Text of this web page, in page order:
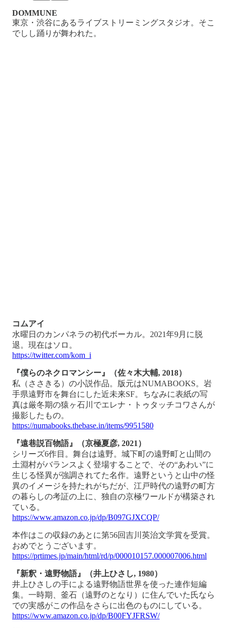
DOMMUNE
東京・渋谷にあるライブストリーミングスタジオ。そこ
でしし踊りが舞われた。
コムアイ
水曜日のカンパネラの初代ボーカル。2021年9月に脱
退。現在はソロ。
https://twitter.com/kom_i
『僕らのネクロマンシー』（佐々木大輔, 2018）
私（ささきる）の小説作品。版元はNUMABOOKS。岩
手県遠野市を舞台にした近未来SF。ちなみに表紙の写
真は厳冬期の猿ヶ石川でエレナ・トゥタッチコワさんが
撮影したもの。
https://numabooks.thebase.in/items/9951580
『遠巷説百物語』（京極夏彦, 2021）
シリーズ6作目。舞台は遠野。城下町の遠野町と山間の
土淵村がバランスよく登場することで、その“あわい”に
生じる怪異が強調されてた名作。遠野というと山中の怪
異のイメージを持たれがちだが、江戸時代の遠野の町方
の暮らしの考証の上に、独自の京極ワールドが構築され
ている。
https://www.amazon.co.jp/dp/B097GJXCQP/
本作はこの収録のあとに第56回吉川英治文学賞を受賞。
おめでとうございます。
https://prtimes.jp/main/html/rd/p/000010157.000007006.html
『新釈・遠野物語』（井上ひさし, 1980）
井上ひさしの手による遠野物語世界を使った連作短編
集。一時期、釜石（遠野のとなり）に住んでいた氏なら
での実感がこの作品をさらに出色のものにしている。
https://www.amazon.co.jp/dp/B00FYJFRSW/